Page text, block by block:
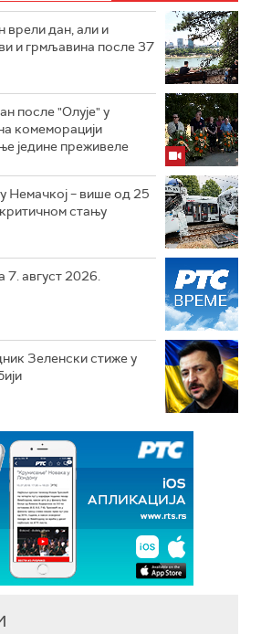
врели дан, али и
и грмљавина после 37
после "Олује" у
комеморацији
једине преживеле
Немачкој – више од 25
стању
7. август 2026.
Зеленски стиже у